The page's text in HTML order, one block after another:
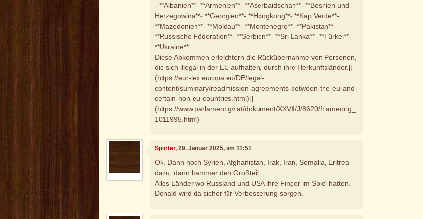
- **Albanien**- **Armenien**- **Aserbaidschan**- **Bosnien und
Herzegowina**- **Georgien**- **Hongkong**- **Kap Verde**-
**Mazedonien**- **Moldau**- **Montenegro**- **Pakistan**-
**Russische Föderation**- **Serbien**- **Sri Lanka**- **Türkei**-
**Ukraine**
Diese Abkommen erleichtern die Rückübernahme von Personen,
die sich illegal in der EU aufhalten, durch ihre Herkunftsländer.[]
(https://eur-lex.europa.eu/DE/legal-
content/summary/readmission-agreements-between-the-eu-and-
certain-non-eu-countries.html)[]
(https://www.parlament.gv.at/dokument/XXVII/J/8620/fnameorig_
1011995.html)
Sporter, 29. Januar 2025, um 11:51
Ok. Dann noch Syrien, Afghanistan, Irak, Iran, Somalia, Eritrea
dazu, dann hammer den Großteil.
Alles Länder wo Russland und USA ihre Finger im Spiel hatten.
Donald wird da sicher für Verbesserung sorgen.